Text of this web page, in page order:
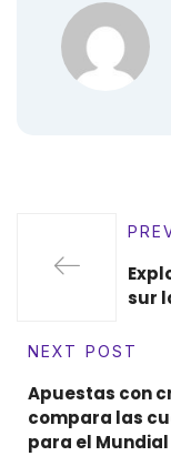
sur
NEXT POST
Apuestas con
compara las
para el Mundial